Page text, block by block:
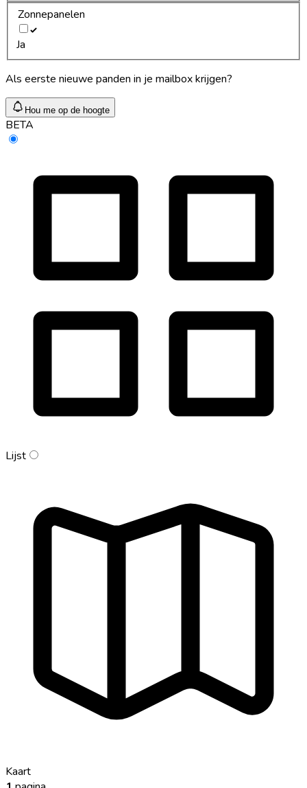
Zonnepanelen
Ja
Als eerste nieuwe panden in je mailbox krijgen?
Hou me op de hoogte
BETA
Lijst
Kaart